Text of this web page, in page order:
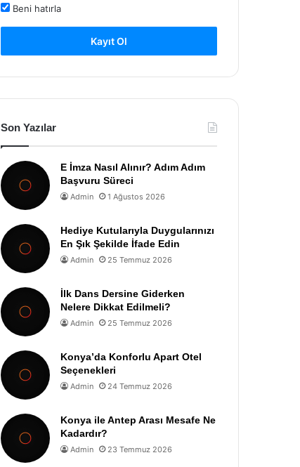
Beni hatırla
Kayıt Ol
Son Yazılar
E İmza Nasıl Alınır? Adım Adım
Başvuru Süreci
Admin 1 Ağustos 2026
Hediye Kutularıyla Duygularınızı
En Şık Şekilde İfade Edin
Admin 25 Temmuz 2026
İlk Dans Dersine Giderken
Nelere Dikkat Edilmeli?
Admin 25 Temmuz 2026
Konya’da Konforlu Apart Otel
Seçenekleri
Admin 24 Temmuz 2026
Konya ile Antep Arası Mesafe Ne
Kadardır?
Admin 23 Temmuz 2026